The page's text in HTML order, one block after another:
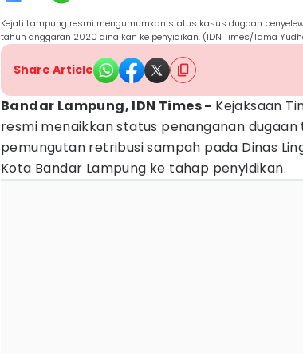
Kejati Lampung resmi mengumumkan status kasus dugaan
tahun anggaran 2020 dinaikan ke penyidikan. (IDN Times/Tama
Share Article
Bandar Lampung, IDN Times - Kejaksaan
resmi menaikkan status penanganan dugaan
pemungutan retribusi sampah pada Dinas
Kota Bandar Lampung ke tahap penyidikan.